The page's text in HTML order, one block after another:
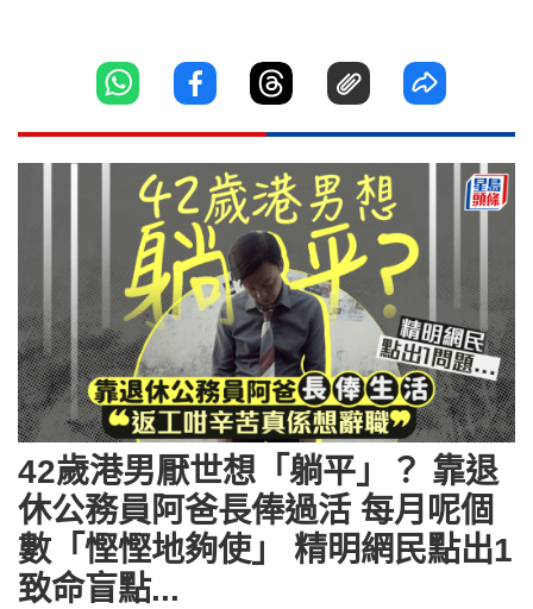
42歲港男厭世想「躺平」？ 靠退
休公務員阿爸長俸過活 每月呢個
數「慳慳地夠使」 精明網民點出1
致命盲點...